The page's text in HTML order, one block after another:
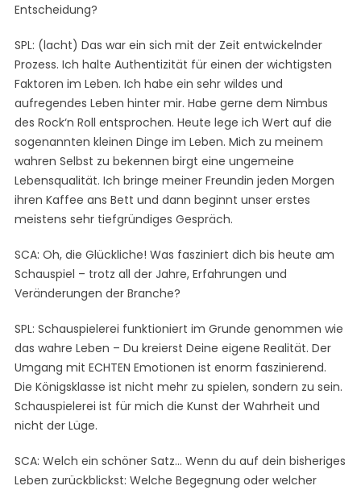
Entscheidung?
SPL: (lacht) Das war ein sich mit der Zeit entwickelnder
Prozess. Ich halte Authentizität für einen der wichtigsten
Faktoren im Leben. Ich habe ein sehr wildes und
aufregendes Leben hinter mir. Habe gerne dem Nimbus
des Rock‘n Roll entsprochen. Heute lege ich Wert auf die
sogenannten kleinen Dinge im Leben. Mich zu meinem
wahren Selbst zu bekennen birgt eine ungemeine
Lebensqualität. Ich bringe meiner Freundin jeden Morgen
ihren Kaffee ans Bett und dann beginnt unser erstes
meistens sehr tiefgründiges Gespräch.
SCA: Oh, die Glückliche! Was fasziniert dich bis heute am
Schauspiel – trotz all der Jahre, Erfahrungen und
Veränderungen der Branche?
SPL: Schauspielerei funktioniert im Grunde genommen wie
das wahre Leben – Du kreierst Deine eigene Realität. Der
Umgang mit ECHTEN Emotionen ist enorm faszinierend.
Die Königsklasse ist nicht mehr zu spielen, sondern zu sein.
Schauspielerei ist für mich die Kunst der Wahrheit und
nicht der Lüge.
SCA: Welch ein schöner Satz… Wenn du auf dein bisheriges
Leben zurückblickst: Welche Begegnung oder welcher